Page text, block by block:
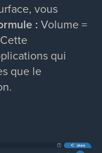
vous
: Volume =
qui
que le